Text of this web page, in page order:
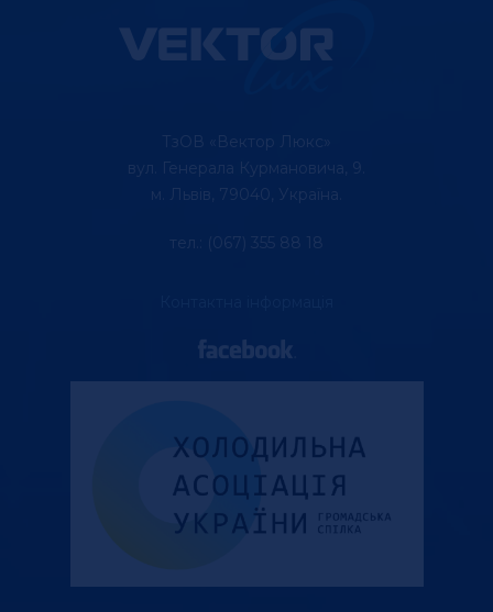
ТзОВ «Вектор Люкс»
вул. Генерала Курмановича, 9.
м. Львів, 79040, Україна.
тел.: (067) 355 88 18